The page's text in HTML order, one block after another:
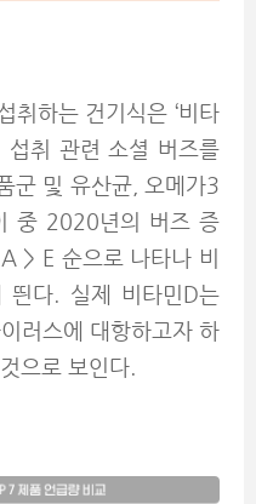
취하는 건기식은 ‘비타
섭취 관련 소셜 버즈를
군 및 유산균, 오메가3
중 2020년의 버즈 증
> E 순으로 나타나 비
띈다. 실제 비타민D는
러스에 대항하고자 하
으로 보인다.